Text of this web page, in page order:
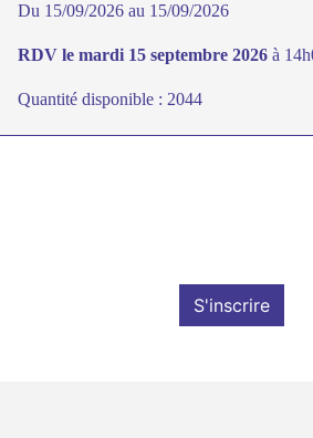
Du 15/09/2026 au 15/09/2026
RDV le mardi 15 septembre 2026 à
Quantité disponible : 2044
S'inscrire